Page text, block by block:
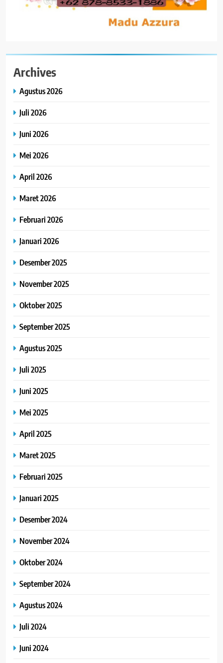
Archives
Agustus 2026
Juli 2026
Juni 2026
Mei 2026
April 2026
Maret 2026
Februari 2026
Januari 2026
Desember 2025
November 2025
Oktober 2025
September 2025
Agustus 2025
Juli 2025
Juni 2025
Mei 2025
April 2025
Maret 2025
Februari 2025
Januari 2025
Desember 2024
November 2024
Oktober 2024
September 2024
Agustus 2024
Juli 2024
Juni 2024